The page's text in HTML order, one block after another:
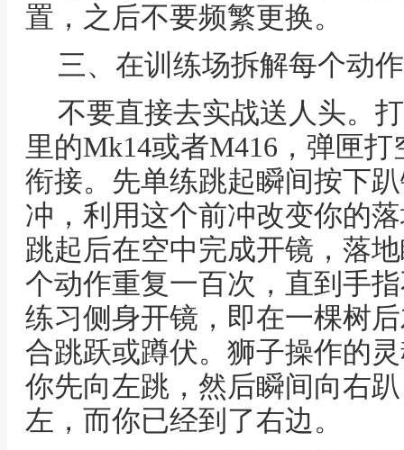
置，之后不要频繁更换。
三、在训练场拆解每个动作
不要直接去实战送人头。
里的Mk14或者M416，弹匣
衔接。先单练跳起瞬间按下
冲，利用这个前冲改变你的
跳起后在空中完成开镜，落
个动作重复一百次，直到手
练习侧身开镜，即在一棵树
合跳跃或蹲伏。狮子操作的
你先向左跳，然后瞬间向右
左，而你已经到了右边。